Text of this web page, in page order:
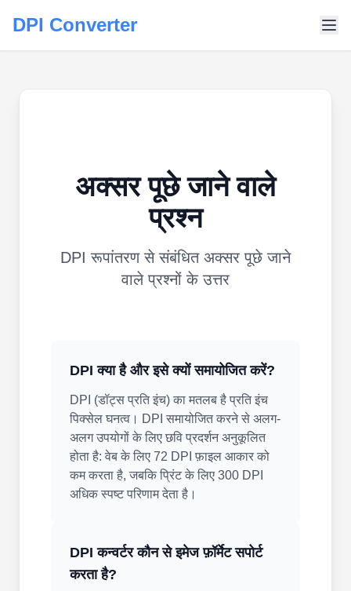
DPI Converter
अक्सर पूछे जाने वाले
प्रश्न
DPI रूपांतरण से संबंधित अक्सर पूछे जाने
वाले प्रश्नों के उत्तर
DPI क्या है और इसे क्यों समायोजित करें?
DPI (डॉट्स प्रति इंच) का मतलब है प्रति इंच
पिक्सेल घनत्व। DPI समायोजित करने से अलग-
अलग उपयोगों के लिए छवि प्रदर्शन अनुकूलित
होता है: वेब के लिए 72 DPI फ़ाइल आकार को
कम करता है, जबकि प्रिंट के लिए 300 DPI
अधिक स्पष्ट परिणाम देता है।
DPI कन्वर्टर कौन से इमेज फ़ॉर्मेट सपोर्ट
करता है?